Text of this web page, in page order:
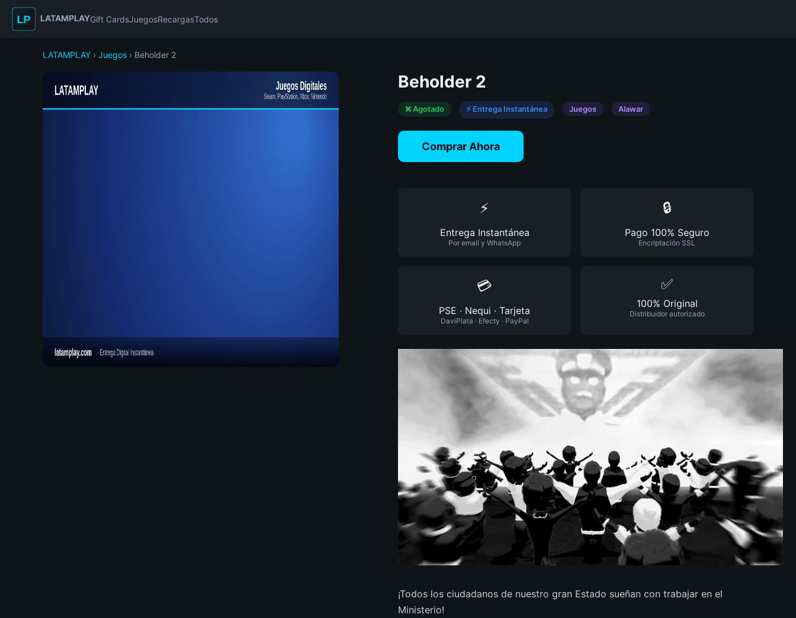
LATAMPLAYGift CardsJuegosRecargasTodos
LATAMPLAY › Juegos › Beholder 2
Beholder 2
❌ Agotado ⚡ Entrega Instantánea Juegos Alawar
Comprar Ahora
⚡
Entrega Instantánea
Por email y WhatsApp
🔒
Pago 100% Seguro
Encriptación SSL
💳
PSE · Nequi · Tarjeta
DaviPlata · Efecty · PayPal
✅
100% Original
Distribuidor autorizado
¡Todos los ciudadanos de nuestro gran Estado sueñan con trabajar en el
Ministerio!